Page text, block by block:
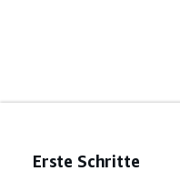
Erste Schritte